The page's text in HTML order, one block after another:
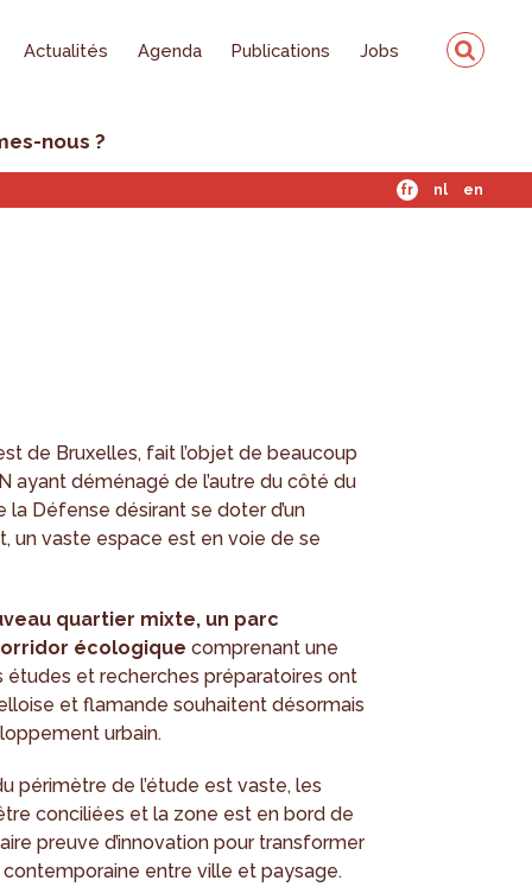
Actualités Agenda Publications Jobs
nous ?
fr nl en
de Bruxelles, fait l’objet de beaucoup
ayant déménagé de l’autre du côté du
Défense désirant se doter d’un
un vaste espace est en voie de se
quartier mixte, un parc
écologique comprenant une
études et recherches préparatoires ont
et flamande souhaitent désormais
urbain.
périmètre de l’étude est vaste, les
conciliées et la zone est en bord de
preuve d’innovation pour transformer
entre ville et paysage.